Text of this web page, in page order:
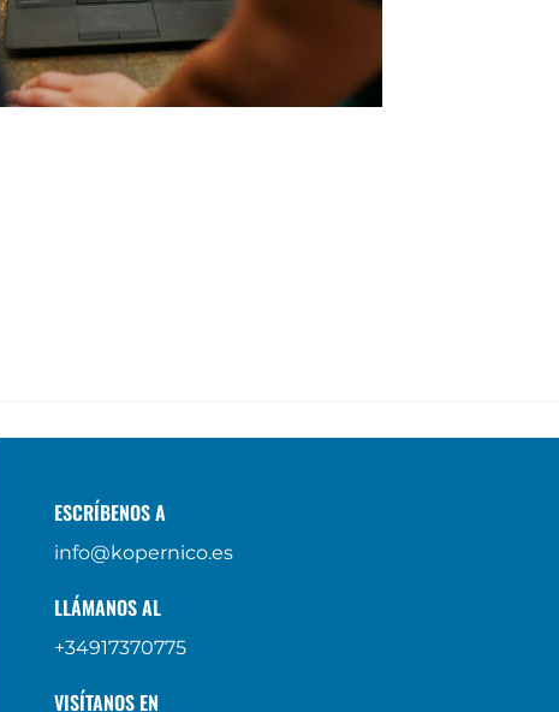
ESCRÍBENOS A
info@kopernico.es
LLÁMANOS AL
+34917370775
VISÍTANOS EN